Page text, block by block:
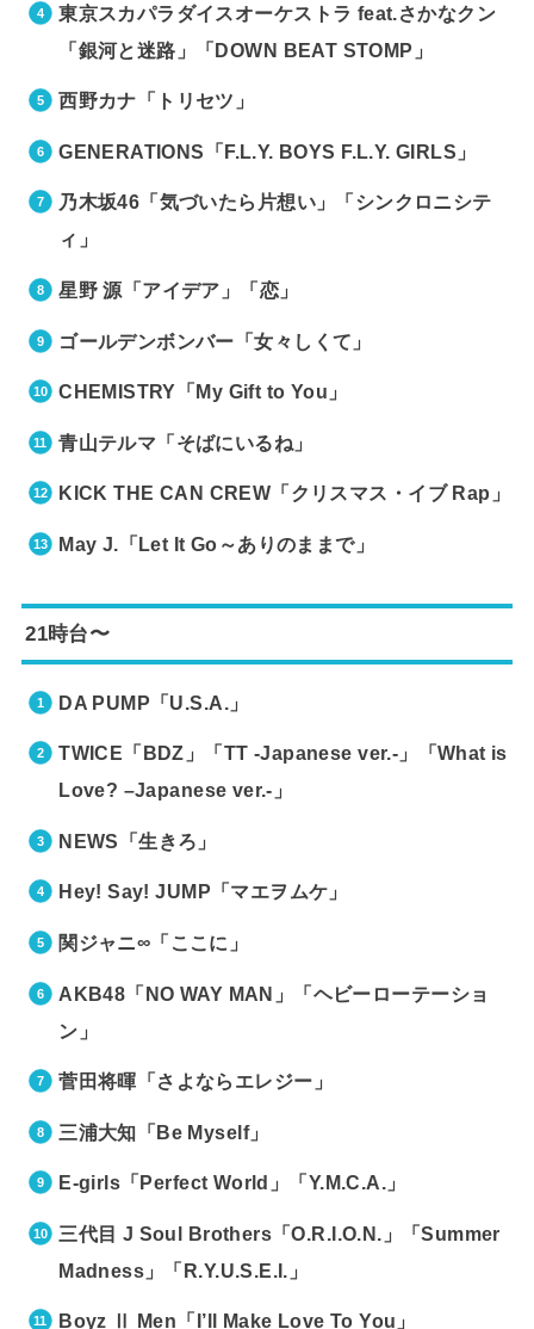
東京スカパラダイスオーケストラ feat.さかなクン
「銀河と迷路」「DOWN BEAT STOMP」
西野カナ「トリセツ」
GENERATIONS「F.L.Y. BOYS F.L.Y. GIRLS」
乃木坂46「気づいたら片想い」「シンクロニシテ
ィ」
星野 源「アイデア」「恋」
ゴールデンボンバー「女々しくて」
CHEMISTRY「My Gift to You」
青山テルマ「そばにいるね」
KICK THE CAN CREW「クリスマス・イブ Rap」
May J.「Let It Go～ありのままで」
21時台〜
DA PUMP「U.S.A.」
TWICE「BDZ」「TT -Japanese ver.-」「What is
Love? –Japanese ver.-」
NEWS「生きろ」
Hey! Say! JUMP「マエヲムケ」
関ジャニ∞「ここに」
AKB48「NO WAY MAN」「ヘビーローテーショ
ン」
菅田将暉「さよならエレジー」
三浦大知「Be Myself」
E-girls「Perfect World」「Y.M.C.A.」
三代目 J Soul Brothers「O.R.I.O.N.」「Summer
Madness」「R.Y.U.S.E.I.」
Boyz Ⅱ Men「I’ll Make Love To You」